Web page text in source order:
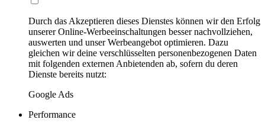
Durch das Akzeptieren dieses Dienstes können wir den Erfolg
unserer Online-Werbeeinschaltungen besser nachvollziehen,
auswerten und unser Werbeangebot optimieren. Dazu
gleichen wir deine verschlüsselten personenbezogenen Daten
mit folgenden externen Anbietenden ab, sofern du deren
Dienste bereits nutzt:
Google Ads
Performance